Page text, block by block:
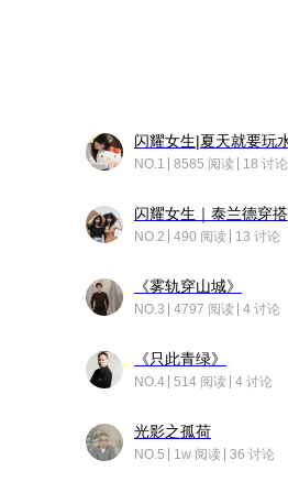
NO.1 8585 阅读 18 讨论
闪耀女生｜泰兰德穿搭
NO.2 490 阅读 13 讨论
《雾轨穿山城》
NO.3 4797 阅读 4 讨论
《只此青绿》
NO.4 514 阅读 4 讨论
光影之孤荷
NO.5 1w 阅读 36 讨论